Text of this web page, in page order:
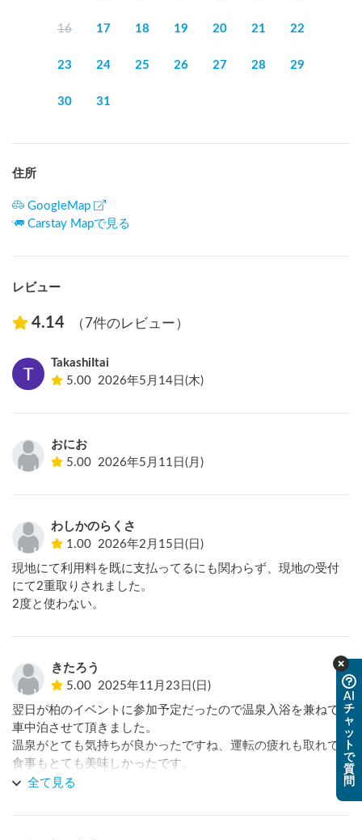
16 17 18 19 20 21 22
23 24 25 26 27 28 29
30 31
住所
GoogleMap
Carstay Mapで見る
レビュー
4.14 （7件のレビュー）
TakashiItai
5.00 2026年5月14日(木)
おにお
5.00 2026年5月11日(月)
わしかのらくさ
1.00 2026年2月15日(日)
現地にて利用料を既に支払ってるにも関わらず、現地の受付
にて2重取りされました。
きたろう
5.00 2025年11月23日(日)
翌日が柏のイベントに参加予定だったので温泉入浴を兼ねて
車中泊させて頂きました。
温泉がとても気持ちが良かったですね、運転の疲れも取れて
食事もとても美味しかったです。
駅前のホテルかと悩んだのですがコスパも良く車中泊で大正
国道に近かったので騒音がどうかなと思ったのですが、特に
全て見る
AI
チ
ャ
ッ
ト
で
質
問